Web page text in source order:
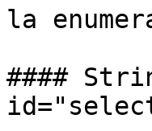
la
####